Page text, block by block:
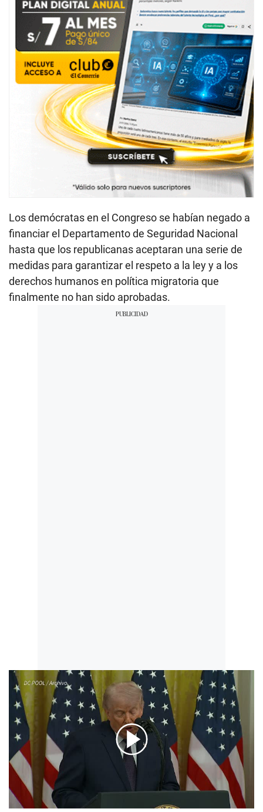
Los demócratas en el Congreso se habían negado a
financiar el Departamento de Seguridad Nacional
hasta que los republicanas aceptaran una serie de
medidas para garantizar el respeto a la ley y a los
derechos humanos en política migratoria que
finalmente no han sido aprobadas.
00:00